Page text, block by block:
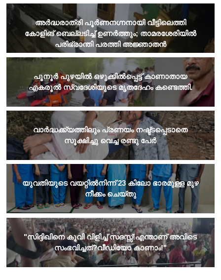
അർദ്ധരാത്രി പൂർണനഗ്നനായി വീട്ടിലെത്തി
കോളിങ് ബെല്ലടിച്ച് ഉണർത്തും; താമരശേരിയിൽ
പരിഭ്രാന്തി പരത്തി അജ്ഞാതൻ
​പൂനൂർ പുഴയിൽ ഒഴുക്കിൽപ്പെട്ട് കാണാതായ
എകരൂൽ സ്വദേശിയുടെ മൃതദേഹം കണ്ടെത്തി.
വാർദ്ധക്ക്യത്തിലും പ്രണയം നഷ്ട്ടപ്പെടാതെ
സൂക്ഷിച്ചു വെച്ച രണ്ടു പേർ
യുവതിയുടെ വയറ്റില്‍നിന്ന് 23 കിലോ ഭാരമുള്ള മുഴ
നീക്കം ചെയ്തു
​"സിദ്ദിഖിനെ കൂവി വിളിച്ച് സദസ്സ്!എന്താണ് അവിടെ
സംഭവിച്ചത്?വീഡിയോ കാണാം!"